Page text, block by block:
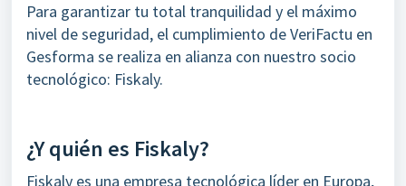
Para garantizar tu total tranquilidad y el máximo
nivel de seguridad, el cumplimiento de VeriFactu en
Gesforma se realiza en alianza con nuestro socio
tecnológico: Fiskaly.
¿Y quién es Fiskaly?
Fiskaly es una empresa tecnológica líder en Europa,